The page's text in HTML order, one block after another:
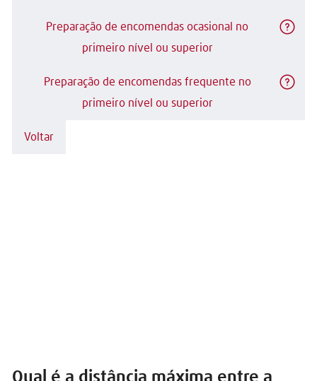
Preparação de encomendas ocasional no
primeiro nível ou superior
Preparação de encomendas frequente no
primeiro nível ou superior
Voltar
Qual é a distância máxima entre a